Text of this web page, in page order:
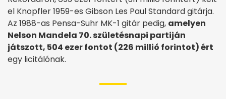
el Knopfler 1959-es Gibson Les Paul Standard gitárja.
Az 1988-as Pensa-Suhr MK-1 gitár pedig, amelyen
Nelson Mandela 70. születésnapi partiján
játszott, 504 ezer fontot (226 millió forintot) ért
egy licitálónak.